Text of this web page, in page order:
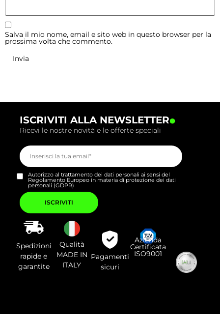
Salva il mio nome, email e sito web in questo browser per la
prossima volta che commento.
ISCRIVITI ALLA NEWSLETTER.
Ricevi le nostre novità e le offerte speciali
Autorizzo al trattamento dei dati personali ai sensi del
Regolamento Europeo in materia di protezione dei dati
personali (GDPR)
Si
prega
di
lasciare
vuoto
questo
campo.
Spedizioni
rapide e
garantite
Qualità
MADE IN
ITALY
Pagamenti
sicuri
Azienda
Certificata
ISO9001